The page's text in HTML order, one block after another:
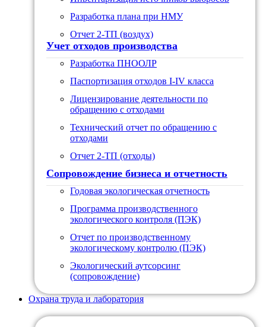
Разработка плана при НМУ
Отчет 2-ТП (воздух)
Учет отходов производства
Разработка ПНООЛР
Паспортизация отходов I-IV класса
Лицензирование деятельности по
обращению с отходами
Технический отчет по обращению с
отходами
Отчет 2-ТП (отходы)
Сопровождение бизнеса и отчетность
Годовая экологическая отчетность
Программа производственного
экологического контроля (ПЭК)
Отчет по производственному
экологическому контролю (ПЭК)
Экологический аутсорсинг
(сопровождение)
Охрана труда и лаборатория